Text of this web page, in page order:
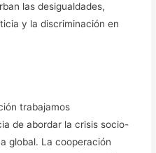
las desigualdades,
y la discriminación en
trabajamos
de abordar la crisis socio-
global. La cooperación